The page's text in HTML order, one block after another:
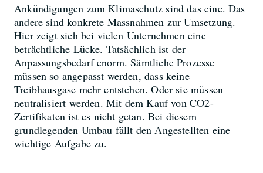
Ankündigungen zum Klimaschutz sind das eine. Das
andere sind konkrete Massnahmen zur Umsetzung.
Hier zeigt sich bei vielen Unternehmen eine
beträchtliche Lücke. Tatsächlich ist der
Anpassungsbedarf enorm. Sämtliche Prozesse
müssen so angepasst werden, dass keine
Treibhausgase mehr entstehen. Oder sie müssen
neutralisiert werden. Mit dem Kauf von CO2-
Zertifikaten ist es nicht getan. Bei diesem
grundlegenden Umbau fällt den Angestellten eine
wichtige Aufgabe zu.